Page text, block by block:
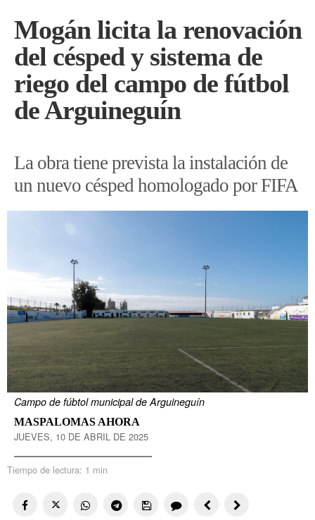
Mogán licita la renovación
del césped y sistema de
riego del campo de fútbol
de Arguineguín
La obra tiene prevista la instalación de
un nuevo césped homologado por FIFA
Campo de fúbtol municipal de Arguineguín
MASPALOMAS AHORA
JUEVES, 10 DE ABRIL DE 2025
Tiempo de lectura: 1 min